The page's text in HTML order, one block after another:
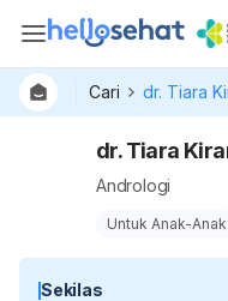
Cari dr. Tiara
dr. Tiara
Andrologi
Untuk Anak-Anak
Sekilas